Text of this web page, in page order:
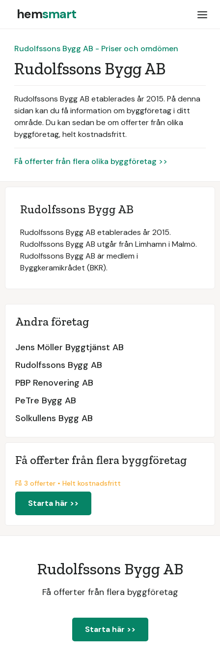
hemsmart
Rudolfssons Bygg AB - Priser och omdömen
Rudolfssons Bygg AB
Rudolfssons Bygg AB etablerades år 2015. På denna
sidan kan du få information om byggföretag i ditt
område. Du kan sedan be om offerter från olika
byggföretag, helt kostnadsfritt.
Få offerter från flera olika byggföretag >>
Rudolfssons Bygg AB
Rudolfssons Bygg AB etablerades år 2015.
Rudolfssons Bygg AB utgår från Limhamn i Malmö.
Rudolfssons Bygg AB är medlem i
Byggkeramikrådet (BKR).
Andra företag
Jens Möller Byggtjänst AB
Rudolfssons Bygg AB
PBP Renovering AB
PeTre Bygg AB
Solkullens Bygg AB
Få offerter från flera byggföretag
Få 3 offerter • Helt kostnadsfritt
Starta här >>
Rudolfssons Bygg AB
Få offerter från flera byggföretag
Starta här >>